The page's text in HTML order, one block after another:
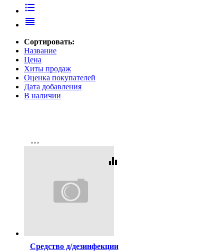
format_list_bulleted
reorder
Сортировать:
Название
Цена
Хиты продаж
Оценка покупателей
Дата добавления
В наличии
more_horiz
equalizer
Средство д/дезинфекции